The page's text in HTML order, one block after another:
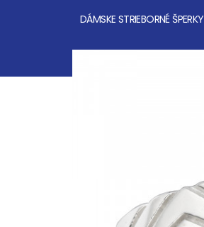
DÁMSKE STRIEBORNÉ ŠPERKY